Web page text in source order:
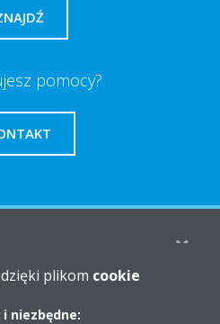
pomocy?
plikom cookie
niezbędne: